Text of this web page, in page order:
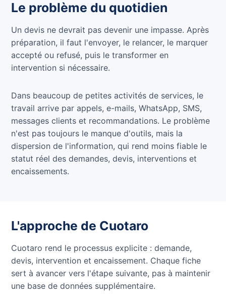
Le problème du quotidien
Un devis ne devrait pas devenir une impasse. Après
préparation, il faut l'envoyer, le relancer, le marquer
accepté ou refusé, puis le transformer en
intervention si nécessaire.
Dans beaucoup de petites activités de services, le
travail arrive par appels, e-mails, WhatsApp, SMS,
messages clients et recommandations. Le problème
n'est pas toujours le manque d'outils, mais la
dispersion de l'information, qui rend moins fiable le
statut réel des demandes, devis, interventions et
encaissements.
L'approche de Cuotaro
Cuotaro rend le processus explicite : demande,
devis, intervention et encaissement. Chaque fiche
sert à avancer vers l'étape suivante, pas à maintenir
une base de données supplémentaire.